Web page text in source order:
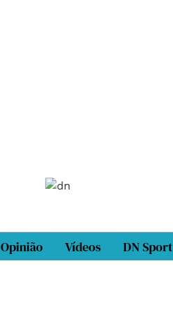
Opinião Vídeos DN Sport